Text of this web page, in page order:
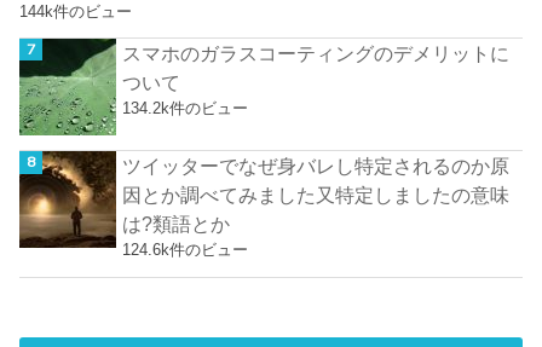
144k件のビュー
スマホのガラスコーティングのデメリットに
ついて
134.2k件のビュー
ツイッターでなぜ身バレし特定されるのか原
因とか調べてみました又特定しましたの意味
は?類語とか
124.6k件のビュー